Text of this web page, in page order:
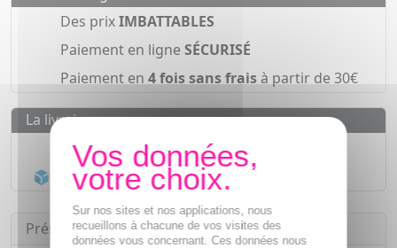
Des prixIMBATTABLES
Paiement en ligneSÉCURISÉ
Paiement en 4 fois sans fraisà partir de 30€
La livraison
Livraison gratuite dès55€
Acheminement Chronopost
Présentation
Sur nos sites et nos applications, nous
recueillons à chacune de vos visites des
données vous concernant. Ces données nous